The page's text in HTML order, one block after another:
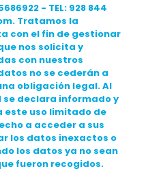
- TEL: 928 844
Tratamos la
con el fin de gestionar
nos solicita y
con nuestros
no se cederán a
obligación legal. Al
declara informado y
este uso limitado de
a acceder a sus
los datos inexactos o
los datos ya no sean
fueron recogidos.